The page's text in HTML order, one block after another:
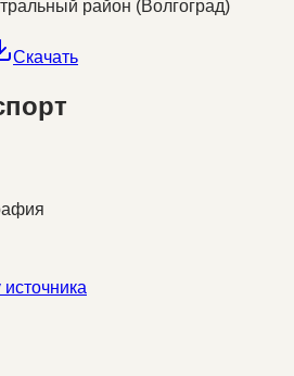
район (Волгоград)
Скачать